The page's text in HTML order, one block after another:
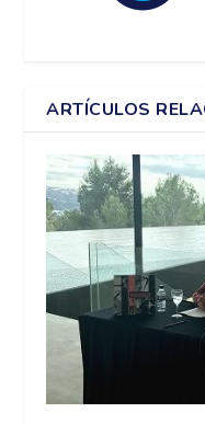
ARTÍCULOS